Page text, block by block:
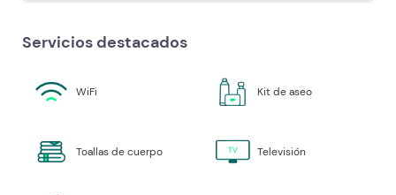
Servicios destacados
WiFi Kit de aseo
Toallas de cuerpo Televisión